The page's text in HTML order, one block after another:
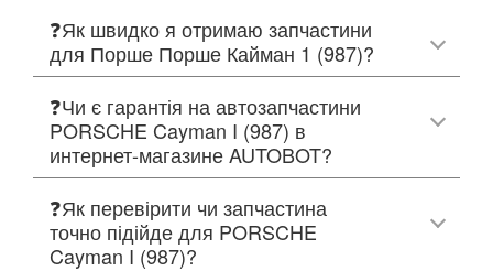
❓Як швидко я отримаю запчастини
для Порше Порше Кайман 1 (987)?
❓Чи є гарантія на автозапчастини
PORSCHE Cayman I (987) в
интернет-магазине AUTOBOT?
❓Як перевірити чи запчастина
точно підійде для PORSCHE
Cayman I (987)?